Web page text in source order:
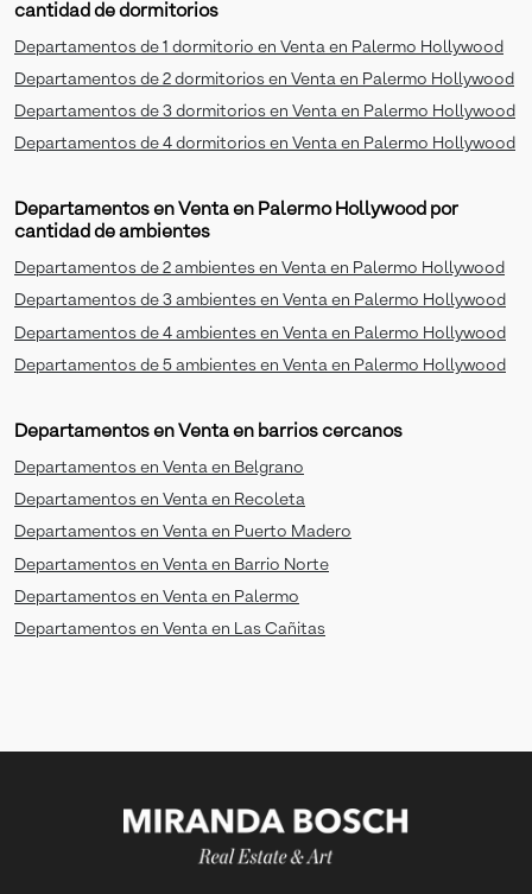
cantidad de dormitorios
Departamentos de 1 dormitorio en Venta en Palermo Hollywood
Departamentos de 2 dormitorios en Venta en Palermo Hollywood
Departamentos de 3 dormitorios en Venta en Palermo Hollywood
Departamentos de 4 dormitorios en Venta en Palermo Hollywood
Departamentos en Venta en Palermo Hollywood por
cantidad de ambientes
Departamentos de 2 ambientes en Venta en Palermo Hollywood
Departamentos de 3 ambientes en Venta en Palermo Hollywood
Departamentos de 4 ambientes en Venta en Palermo Hollywood
Departamentos de 5 ambientes en Venta en Palermo Hollywood
Departamentos en Venta en barrios cercanos
Departamentos en Venta en Belgrano
Departamentos en Venta en Recoleta
Departamentos en Venta en Puerto Madero
Departamentos en Venta en Barrio Norte
Departamentos en Venta en Palermo
Departamentos en Venta en Las Cañitas